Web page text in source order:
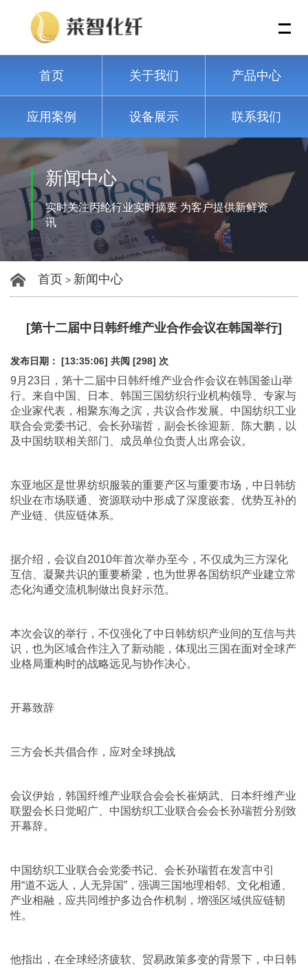
首页 关于我们 产品中心
应用案例 设备展示 联系我们
新闻中心
实时关注丙纶行业实时摘要 为客户提供新鲜资
讯
首页 > 新闻中心
[第十二届中日韩纤维产业合作会议在韩国举行]
发布日期： [13:35:06] 共阅 [298] 次
9月23日，第十二届中日韩纤维产业合作会议在韩国釜山举
行。来自中国、日本、韩国三国纺织行业机构领导、专家与
企业家代表，相聚东海之滨，共议合作发展。中国纺织工业
联合会党委书记、会长孙瑞哲，副会长徐迎新、陈大鹏，以
及中国纺联相关部门、成员单位负责人出席会议。
东亚地区是世界纺织服装的重要产区与重要市场，中日韩纺
织业在市场联通、资源联动中形成了深度嵌套、优势互补的
产业链、供应链体系。
据介绍，会议自2010年首次举办至今，不仅成为三方深化
互信、凝聚共识的重要桥梁，也为世界各国纺织产业建立常
态化沟通交流机制做出良好示范。
本次会议的举行，不仅强化了中日韩纺织产业间的互信与共
识，也为区域合作注入了新动能，体现出三国在面对全球产
业格局重构时的战略远见与协作决心。
开幕致辞
三方会长共倡合作，应对全球挑战
会议伊始，韩国纤维产业联合会会长崔炳武、日本纤维产业
联盟会长日觉昭广、中国纺织工业联合会会长孙瑞哲分别致
开幕辞。
中国纺织工业联合会党委书记、会长孙瑞哲在发言中引
用“道不远人，人无异国”，强调三国地理相邻、文化相通、
产业相融，应共同维护多边合作机制，增强区域供应链韧
性。
他指出，在全球经济疲软、贸易政策多变的背景下，中日韩